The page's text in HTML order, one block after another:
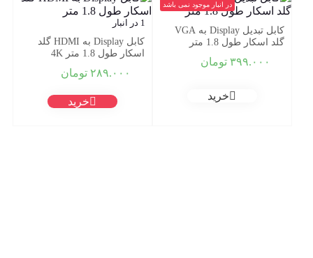
در انبار موجود نمی باشد
کابل تبدیل Display به VGA
گلد اسکار طول 1.8 متر
۳۹۹.۰۰۰ تومان
خرید
1 در انبار
کابل Display به HDMI گلد
اسکار طول 1.8 متر 4K
۲۸۹.۰۰۰ تومان
خرید